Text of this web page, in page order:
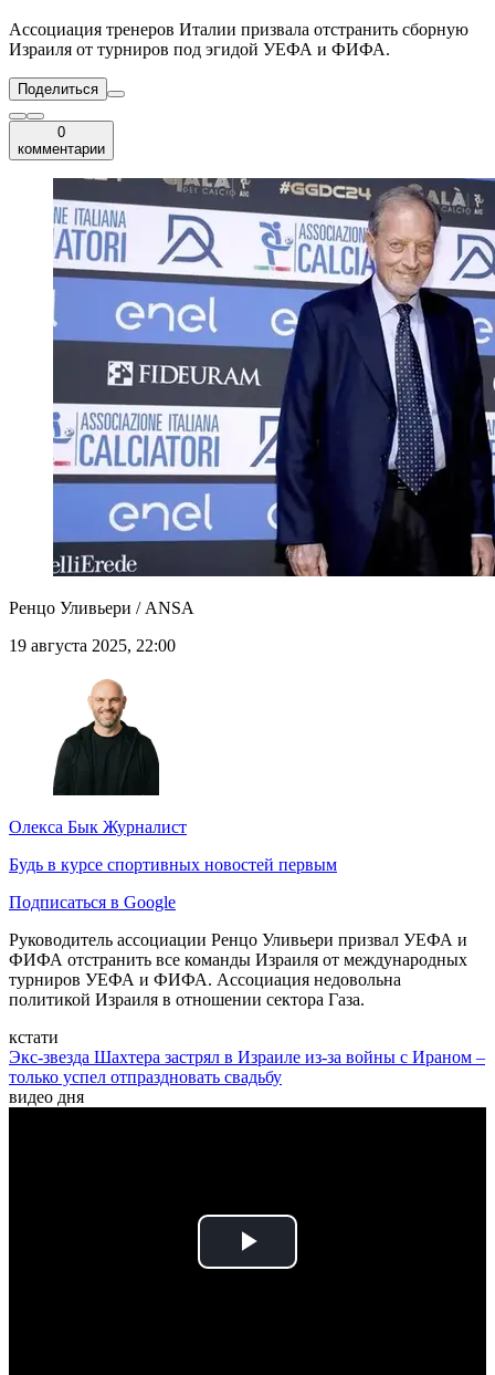
Ассоциация тренеров Италии призвала отстранить сборную
Израиля от турниров под эгидой УЕФА и ФИФА.
Поделиться
0
комментарии
Ренцо Уливьери / ANSA
19 августа 2025, 22:00
Олекса Бык Журналист
Будь в курсе спортивных новостей первым
Подписаться в Google
Руководитель ассоциации Ренцо Уливьери призвал УЕФА и
ФИФА отстранить все команды Израиля от международных
турниров УЕФА и ФИФА. Ассоциация недовольна
политикой Израиля в отношении сектора Газа.
кстати
Экс-звезда Шахтера застрял в Израиле из-за войны с Ираном –
только успел отпраздновать свадьбу
видео дня
Play